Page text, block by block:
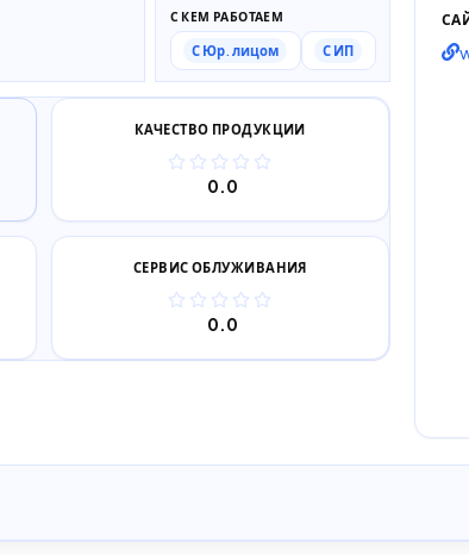
С КЕМ РАБОТАЕМ
С Юр. лицом С ИП
КАЧЕСТВО ПРОДУКЦИИ
0.0
СЕРВИС ОБЛУЖИВАНИЯ
0.0